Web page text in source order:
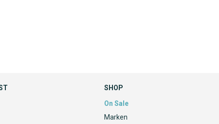
SHOP
On Sale
Marken